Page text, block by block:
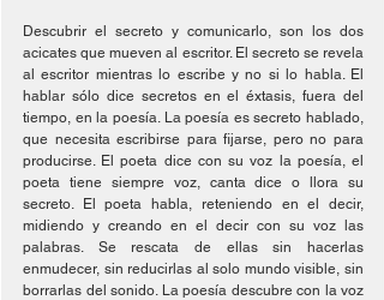
Descubrir el secreto y comunicarlo, son los dos
acicates que mueven al escritor. El secreto se revela
al escritor mientras lo escribe y no si lo habla. El
hablar sólo dice secretos en el éxtasis, fuera del
tiempo, en la poesía. La poesía es secreto hablado,
que necesita escribirse para fijarse, pero no para
producirse. El poeta dice con su voz la poesía, el
poeta tiene siempre voz, canta dice o llora su
secreto. El poeta habla, reteniendo en el decir,
midiendo y creando en el decir con su voz las
palabras. Se rescata de ellas sin hacerlas
enmudecer, sin reducirlas al solo mundo visible, sin
borrarlas del sonido. La poesía descubre con la voz